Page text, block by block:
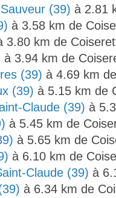
(39) à 2.81
à 3.58 km de
3.80 km de
à 3.94 km de
(39) à 4.69 km
(39) à 5.15 km de
Claude (39) à
à 5.45 km de
à 5.65 km de
à 6.10 km de
Claude (39) à
à 6.34 km de